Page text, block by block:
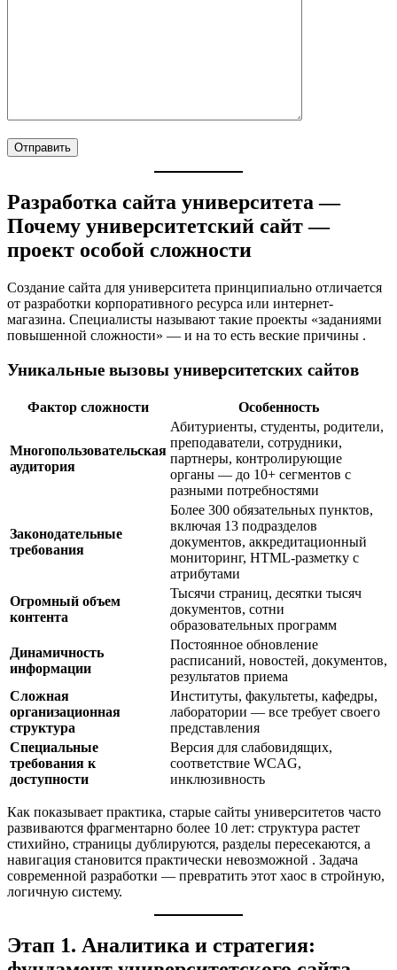
Разработка сайта университета —
Почему университетский сайт —
проект особой сложности
Создание сайта для университета принципиально отличается
от разработки корпоративного ресурса или интернет-
магазина. Специалисты называют такие проекты «заданиями
повышенной сложности» — и на то есть веские причины .
Уникальные вызовы университетских сайтов
Фактор сложности Особенность
Многопользовательская
аудитория
Абитуриенты, студенты, родители,
преподаватели, сотрудники,
партнеры, контролирующие
органы — до 10+ сегментов с
разными потребностями
Законодательные
требования
Более 300 обязательных пунктов,
включая 13 подразделов
документов, аккредитационный
мониторинг, HTML-разметку с
атрибутами
Огромный объем
контента
Тысячи страниц, десятки тысяч
документов, сотни
образовательных программ
Динамичность
информации
Постоянное обновление
расписаний, новостей, документов,
результатов приема
Сложная
организационная
структура
Институты, факультеты, кафедры,
лаборатории — все требует своего
представления
Специальные
требования к
доступности
Версия для слабовидящих,
соответствие WCAG,
инклюзивность
Как показывает практика, старые сайты университетов часто
развиваются фрагментарно более 10 лет: структура растет
стихийно, страницы дублируются, разделы пересекаются, а
навигация становится практически невозможной . Задача
современной разработки — превратить этот хаос в стройную,
логичную систему.
Этап 1. Аналитика и стратегия: